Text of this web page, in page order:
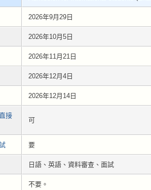
2026年9月29日
2026年10月5日
2026年11月21日
2026年12月4日
2026年12月14日
接
可
要
日語、英語、資料審查、面試
不要。